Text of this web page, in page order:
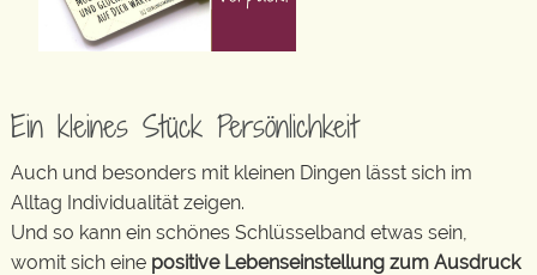
Ein kleines Stück Persönlichkeit
Auch und besonders mit kleinen Dingen lässt sich im
Alltag Individualität zeigen.
Und so kann ein schönes Schlüsselband etwas sein,
womit sich eine positive Lebenseinstellung zum Ausdruck